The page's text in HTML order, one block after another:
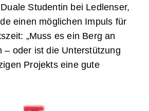
Studentin bei Ledlenser,
einen möglichen Impuls für
„Muss es ein Berg an
– oder ist die Unterstützung
Projekts eine gute